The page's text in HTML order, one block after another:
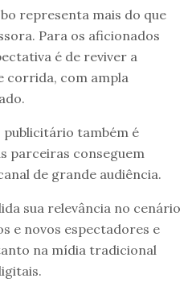
representa mais do que
Para os aficionados
é de reviver a
corrida, com ampla
também é
parceiras conseguem
de grande audiência.
sua relevância no cenário
e novos espectadores e
na mídia tradicional